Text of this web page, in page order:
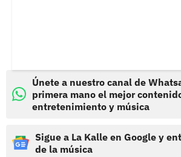
Únete a nuestro canal de
primera mano el mejor
entretenimiento y música
Sigue a La Kalle en Google y
de la música